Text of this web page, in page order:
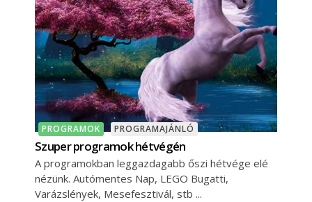
PROGRAMOK PROGRAMAJÁNLÓ
Szuper programok hétvégén
A programokban leggazdagabb őszi hétvége elé
nézünk. Autómentes Nap, LEGO Bugatti,
Varázslények, Mesefesztivál, stb